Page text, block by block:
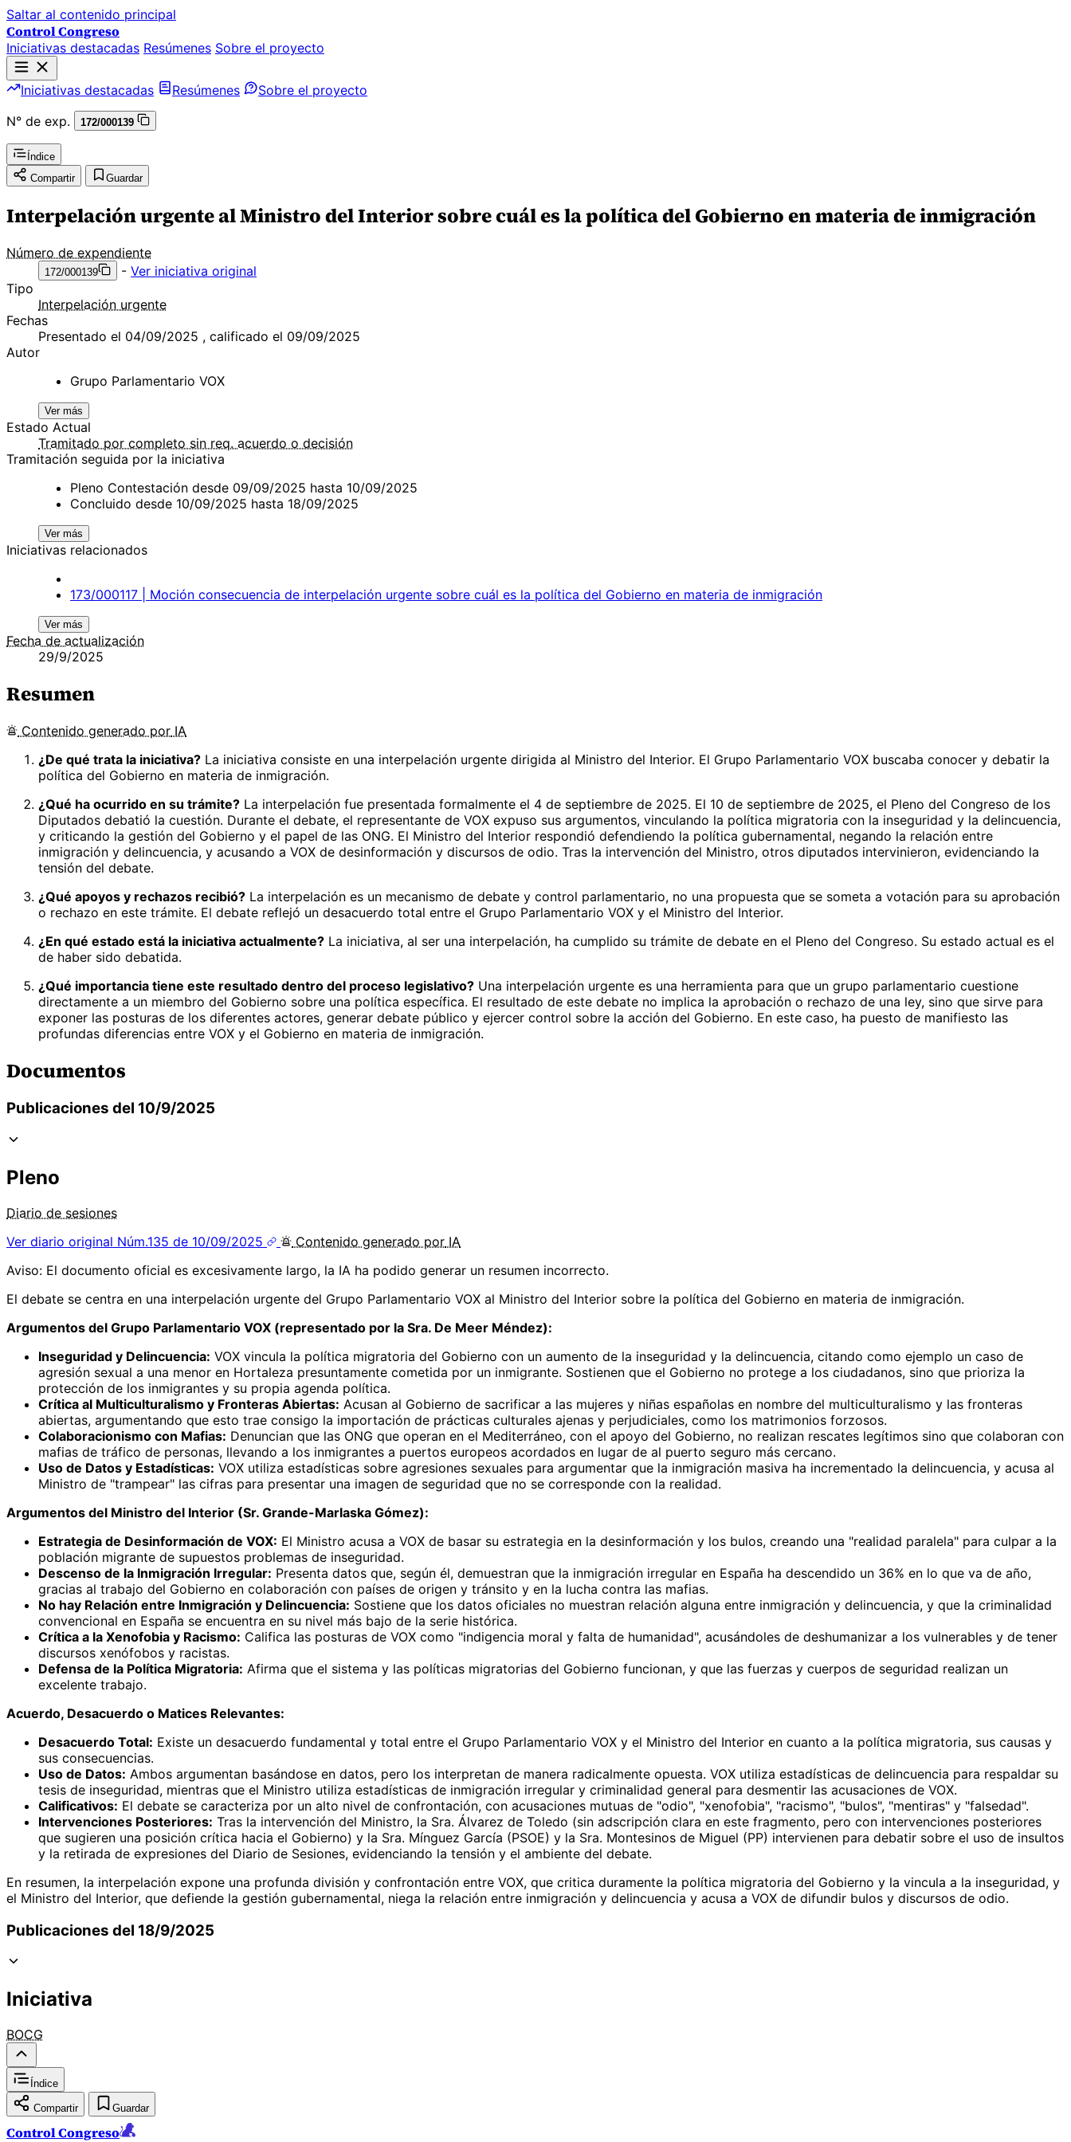
Saltar al contenido principal
Control Congreso
Iniciativas destacadas Resúmenes Sobre el proyecto
Iniciativas destacadas Resúmenes
Sobre el proyecto
N° de exp.
172/000139
Índice
Compartir
Guardar
Interpelación urgente al Ministro del Interior sobre cuál es la política del Gobierno en materia de inmigración
Número de expendiente
172/000139 - Ver iniciativa original
Tipo
Interpelación urgente
Fechas
Presentado el 04/09/2025 , calificado el 09/09/2025
Autor
Grupo Parlamentario VOX
Ver más
Estado Actual
Tramitado por completo sin req. acuerdo o decisión
Tramitación seguida por la iniciativa
Pleno Contestación desde 09/09/2025 hasta 10/09/2025
Concluido desde 10/09/2025 hasta 18/09/2025
Ver más
Iniciativas relacionados
173/000117 | Moción consecuencia de interpelación urgente sobre cuál es la política del Gobierno en materia de inmigración
Ver más
Fecha de actualización
29/9/2025
Resumen
Contenido generado por IA
¿De qué trata la iniciativa? La iniciativa consiste en una interpelación urgente dirigida al Ministro del Interior. El Grupo Parlamentario VOX buscaba conocer y debatir la
política del Gobierno en materia de inmigración.
¿Qué ha ocurrido en su trámite? La interpelación fue presentada formalmente el 4 de septiembre de 2025. El 10 de septiembre de 2025, el Pleno del Congreso de los
Diputados debatió la cuestión. Durante el debate, el representante de VOX expuso sus argumentos, vinculando la política migratoria con la inseguridad y la delincuencia,
y criticando la gestión del Gobierno y el papel de las ONG. El Ministro del Interior respondió defendiendo la política gubernamental, negando la relación entre
inmigración y delincuencia, y acusando a VOX de desinformación y discursos de odio. Tras la intervención del Ministro, otros diputados intervinieron, evidenciando la
tensión del debate.
¿Qué apoyos y rechazos recibió? La interpelación es un mecanismo de debate y control parlamentario, no una propuesta que se someta a votación para su aprobación
o rechazo en este trámite. El debate reflejó un desacuerdo total entre el Grupo Parlamentario VOX y el Ministro del Interior.
¿En qué estado está la iniciativa actualmente? La iniciativa, al ser una interpelación, ha cumplido su trámite de debate en el Pleno del Congreso. Su estado actual es el
de haber sido debatida.
¿Qué importancia tiene este resultado dentro del proceso legislativo? Una interpelación urgente es una herramienta para que un grupo parlamentario cuestione
directamente a un miembro del Gobierno sobre una política específica. El resultado de este debate no implica la aprobación o rechazo de una ley, sino que sirve para
exponer las posturas de los diferentes actores, generar debate público y ejercer control sobre la acción del Gobierno. En este caso, ha puesto de manifiesto las
profundas diferencias entre VOX y el Gobierno en materia de inmigración.
Documentos
Publicaciones del 10/9/2025
Pleno
Diario de sesiones
Ver diario original Núm.135 de 10/09/2025 Contenido generado por IA
Aviso: El documento oficial es excesivamente largo, la IA ha podido generar un resumen incorrecto.
El debate se centra en una interpelación urgente del Grupo Parlamentario VOX al Ministro del Interior sobre la política del Gobierno en materia de inmigración.
Argumentos del Grupo Parlamentario VOX (representado por la Sra. De Meer Méndez):
Inseguridad y Delincuencia: VOX vincula la política migratoria del Gobierno con un aumento de la inseguridad y la delincuencia, citando como ejemplo un caso de
agresión sexual a una menor en Hortaleza presuntamente cometida por un inmigrante. Sostienen que el Gobierno no protege a los ciudadanos, sino que prioriza la
protección de los inmigrantes y su propia agenda política.
Crítica al Multiculturalismo y Fronteras Abiertas: Acusan al Gobierno de sacrificar a las mujeres y niñas españolas en nombre del multiculturalismo y las fronteras
abiertas, argumentando que esto trae consigo la importación de prácticas culturales ajenas y perjudiciales, como los matrimonios forzosos.
Colaboracionismo con Mafias: Denuncian que las ONG que operan en el Mediterráneo, con el apoyo del Gobierno, no realizan rescates legítimos sino que colaboran con
mafias de tráfico de personas, llevando a los inmigrantes a puertos europeos acordados en lugar de al puerto seguro más cercano.
Uso de Datos y Estadísticas: VOX utiliza estadísticas sobre agresiones sexuales para argumentar que la inmigración masiva ha incrementado la delincuencia, y acusa al
Ministro de "trampear" las cifras para presentar una imagen de seguridad que no se corresponde con la realidad.
Argumentos del Ministro del Interior (Sr. Grande-Marlaska Gómez):
Estrategia de Desinformación de VOX: El Ministro acusa a VOX de basar su estrategia en la desinformación y los bulos, creando una "realidad paralela" para culpar a la
población migrante de supuestos problemas de inseguridad.
Descenso de la Inmigración Irregular: Presenta datos que, según él, demuestran que la inmigración irregular en España ha descendido un 36% en lo que va de año,
gracias al trabajo del Gobierno en colaboración con países de origen y tránsito y en la lucha contra las mafias.
No hay Relación entre Inmigración y Delincuencia: Sostiene que los datos oficiales no muestran relación alguna entre inmigración y delincuencia, y que la criminalidad
convencional en España se encuentra en su nivel más bajo de la serie histórica.
Crítica a la Xenofobia y Racismo: Califica las posturas de VOX como "indigencia moral y falta de humanidad", acusándoles de deshumanizar a los vulnerables y de tener
discursos xenófobos y racistas.
Defensa de la Política Migratoria: Afirma que el sistema y las políticas migratorias del Gobierno funcionan, y que las fuerzas y cuerpos de seguridad realizan un
excelente trabajo.
Acuerdo, Desacuerdo o Matices Relevantes:
Desacuerdo Total: Existe un desacuerdo fundamental y total entre el Grupo Parlamentario VOX y el Ministro del Interior en cuanto a la política migratoria, sus causas y
sus consecuencias.
Uso de Datos: Ambos argumentan basándose en datos, pero los interpretan de manera radicalmente opuesta. VOX utiliza estadísticas de delincuencia para respaldar su
tesis de inseguridad, mientras que el Ministro utiliza estadísticas de inmigración irregular y criminalidad general para desmentir las acusaciones de VOX.
Calificativos: El debate se caracteriza por un alto nivel de confrontación, con acusaciones mutuas de "odio", "xenofobia", "racismo", "bulos", "mentiras" y "falsedad".
Intervenciones Posteriores: Tras la intervención del Ministro, la Sra. Álvarez de Toledo (sin adscripción clara en este fragmento, pero con intervenciones posteriores
que sugieren una posición crítica hacia el Gobierno) y la Sra. Mínguez García (PSOE) y la Sra. Montesinos de Miguel (PP) intervienen para debatir sobre el uso de insultos
y la retirada de expresiones del Diario de Sesiones, evidenciando la tensión y el ambiente del debate.
En resumen, la interpelación expone una profunda división y confrontación entre VOX, que critica duramente la política migratoria del Gobierno y la vincula a la inseguridad, y
el Ministro del Interior, que defiende la gestión gubernamental, niega la relación entre inmigración y delincuencia y acusa a VOX de difundir bulos y discursos de odio.
Publicaciones del 18/9/2025
Iniciativa
BOCG
Índice
Compartir Guardar
Control Congreso